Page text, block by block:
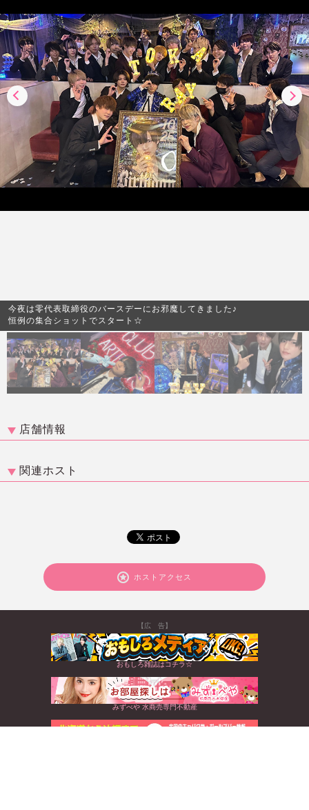
今夜は零代表取締役のバースデーにお邪魔してきました♪
恒例の集合ショットでスタート☆
店舗情報
関連ホスト
ホストアクセス
【広 告】
おもしろ雑誌はコチラ☆
みずべや 水商売専門不動産